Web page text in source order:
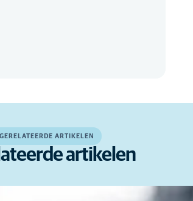
GERELATEERDE ARTIKELEN
artikelen